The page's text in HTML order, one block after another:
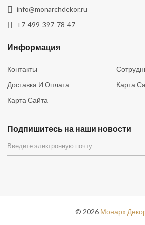
info@monarchdekor.ru
+7-499-397-78-47
Информация
Контакты
Доставка И Оплата
Карта
Карта Сайта
Подпишитесь на наши новости
© 2026 Монарх